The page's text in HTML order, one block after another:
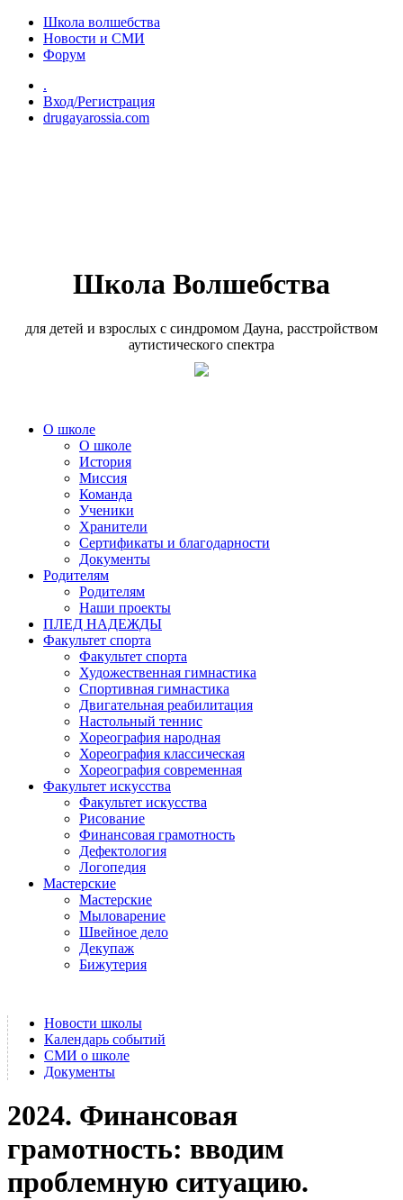
Перейти к основному содержанию
Школа волшебства
Новости и СМИ
Форум
.
Вход/Регистрация
drugayarossia.com
Школа Волшебства
для детей и взрослых с синдромом Дауна, расстройством
аутистического спектра
О школе
О школе
История
Миссия
Команда
Ученики
Хранители
Сертификаты и благодарности
Документы
Родителям
Родителям
Наши проекты
ПЛЕД НАДЕЖДЫ
Факультет спорта
Факультет спорта
Художественная гимнастика
Спортивная гимнастика
Двигательная реабилитация
Настольный теннис
Хореография народная
Хореография классическая
Хореография современная
Факультет искусства
Факультет искусства
Рисование
Финансовая грамотность
Дефектология
Логопедия
Мастерские
Мастерские
Мыловарение
Швейное дело
Декупаж
Бижутерия
Новости школы
Календарь событий
СМИ о школе
Документы
2024. Финансовая
грамотность: вводим
проблемную ситуацию.